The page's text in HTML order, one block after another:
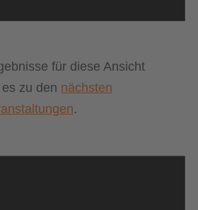
für diese Ansicht
zu den nächsten
.